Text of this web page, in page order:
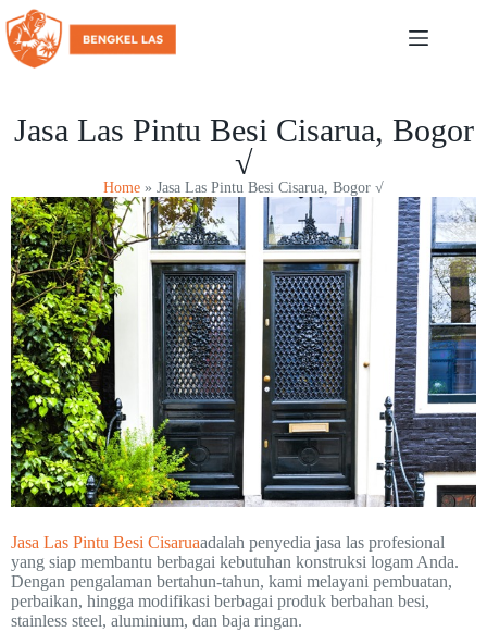
Jasa Las Pintu Besi Cisarua, Bogor
√
Home » Jasa Las Pintu Besi Cisarua, Bogor √
Jasa Las Pintu Besi Cisaruaadalah penyedia jasa las profesional
yang siap membantu berbagai kebutuhan konstruksi logam Anda.
Dengan pengalaman bertahun-tahun, kami melayani pembuatan,
perbaikan, hingga modifikasi berbagai produk berbahan besi,
stainless steel, aluminium, dan baja ringan.